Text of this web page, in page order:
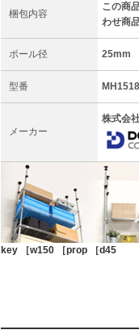
梱包内容
この商
わせ商
ポール径 25mm
型番
メーカー
株式会
key ［w150 ［prop ［d45